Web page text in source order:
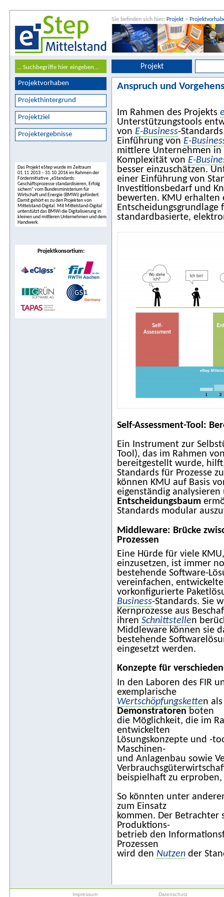
Sie befinden sich hier: Projekt >
Projekt
Projektvorhaben
Projekthintergrund
Projektziel
Projektergebnisse
Das Projekt eStep wurde im Zeitraum
01.11.2013 – 31.10.2016 im Rahmen der
Förderinitiative „eStandards:
Geschäftsprozesse standardisieren, Erfolg
sichern“ vom Bundesministerium für
Wirtschaft und Energie (BMWi) gefördert.
Damit gehört es zu den Projekten von
Mittelstand-Digital. Mit Mittelstand-Digital
unterstützt das BMWi die Digitalisierung in
kleinen und mittleren Unternehmen und dem
Handwerk.
Projektkonsortium:
Anspruch und
Im Rahmen des Projekts
Unterstützungstools
von E-Business-
Einführung von E-
mittlere Unternehmen in
Komplexität von E-
besser einzuschätzen.
einer Einführung von
Investitionsbedarf und
bewerten. KMU erhalten
standardbasierte,
Self-Assessment-Tool:
Ein Instrument zur
Tool), das im Rahmen
bereitgestellt wurde,
Standards für Prozesse
können KMU auf Basis
eigenständig
Entscheidungsbaum
Standards modular
Middleware: Brücke
Prozessen
Eine Hürde für viele
einzusetzen, ist immer
bestehende Software-
vereinfachen,
vorkonfigurierte
Business-Standards. Sie
Kernprozesse aus
ihren Schnittstellen
Middleware können sie
bestehende
eingesetzt werden.
Konzepte für
In den Laboren des FIR
exemplarische
Wertschöpfungsketten
Demonstratoren boten
die Möglichkeit, die im
entwickelten
Lösungskonzepte und -
Maschinen-
und Anlagenbau sowie
beispielhaft zu
So könnten unter
zum Einsatz
kommen. Der
Produktions-
betrieb den
Prozessen
wird den Nutzen der
Impressum Datenschutz